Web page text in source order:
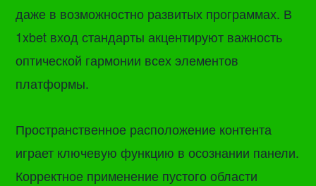
даже в возможностно развитых программах. В
1xbet вход стандарты акцентируют важность
оптической гармонии всех элементов
платформы.
Пространственное расположение контента
играет ключевую функцию в осознании панели.
Корректное применение пустого области